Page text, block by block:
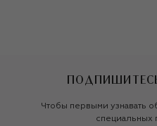
Чтобы первыми узнавать
специальных